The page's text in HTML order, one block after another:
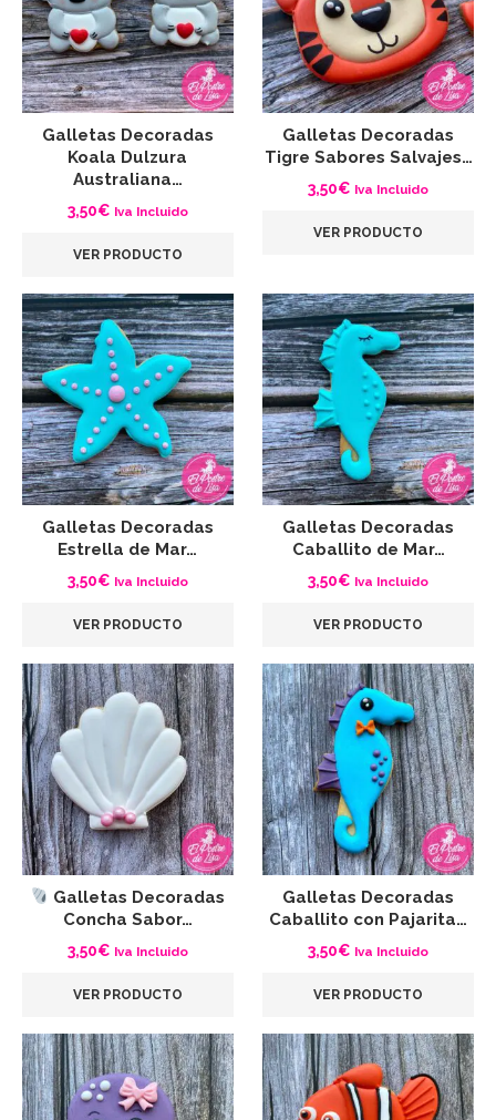
Galletas Decoradas
Koala Dulzura
Australiana…
3,50€ Iva Incluido
VER PRODUCTO
Galletas Decoradas
Tigre Sabores Salvajes…
3,50€ Iva Incluido
VER PRODUCTO
Galletas Decoradas
Estrella de Mar…
3,50€ Iva Incluido
VER PRODUCTO
Galletas Decoradas
Caballito de Mar…
3,50€ Iva Incluido
VER PRODUCTO
Galletas Decoradas
Concha Sabor…
3,50€ Iva Incluido
VER PRODUCTO
Galletas Decoradas
Caballito con Pajarita…
3,50€ Iva Incluido
VER PRODUCTO